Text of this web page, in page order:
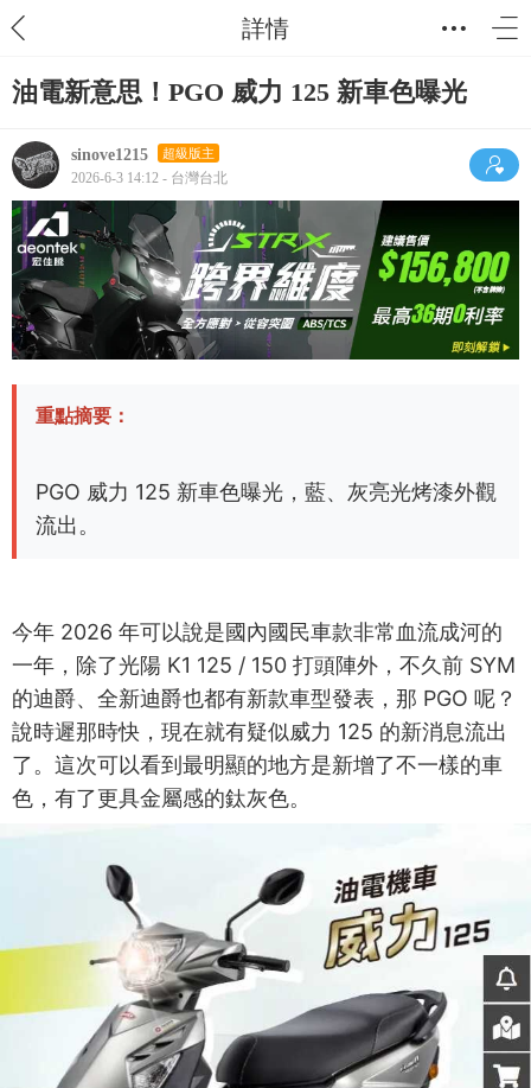
詳情
油電新意思！PGO 威力 125 新車色曝光
sinove1215 超級版主
2026-6-3 14:12 - 台灣台北
重點摘要：
PGO 威力 125 新車色曝光，藍、灰亮光烤漆外觀
流出。
今年 2026 年可以說是國內國民車款非常血流成河的
一年，除了光陽 K1 125 / 150 打頭陣外，不久前 SYM
的迪爵、全新迪爵也都有新款車型發表，那 PGO 呢？
說時遲那時快，現在就有疑似威力 125 的新消息流出
了。這次可以看到最明顯的地方是新增了不一樣的車
色，有了更具金屬感的鈦灰色。